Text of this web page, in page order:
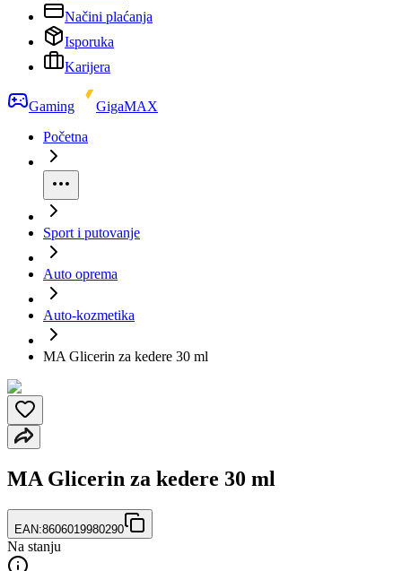
Načini plaćanja
Isporuka
Karijera
Gaming
GigaMAX
Početna
Sport i putovanje
Auto oprema
Auto-kozmetika
MA Glicerin za kedere 30 ml
MA Glicerin za kedere 30 ml
EAN:8606019980290
Na stanju